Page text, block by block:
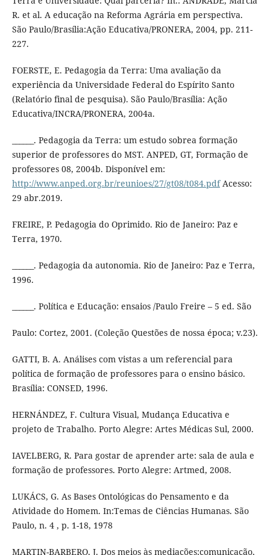
R. et al. A educação na Reforma Agrária em perspectiva.
São Paulo/Brasília:Ação Educativa/PRONERA, 2004, pp. 211-
227.
FOERSTE, E. Pedagogia da Terra: Uma avaliação da
experiência da Universidade Federal do Espírito Santo
(Relatório final de pesquisa). São Paulo/Brasília: Ação
Educativa/INCRA/PRONERA, 2004a.
______. Pedagogia da Terra: um estudo sobrea formação
superior de professores do MST. ANPED, GT, Formação de
professores 08, 2004b. Disponível em:
http://www.anped.org.br/reunioes/27/gt08/t084.pdfAcesso:
29 abr.2019.
FREIRE, P. Pedagogia do Oprimido. Rio de Janeiro: Paz e
Terra, 1970.
______. Pedagogia da autonomia. Rio de Janeiro: Paz e Terra,
1996.
______. Política e Educação: ensaios /Paulo Freire – 5 ed. São
Paulo: Cortez, 2001. (Coleção Questões de nossa época; v.23).
GATTI, B. A. Análises com vistas a um referencial para
política de formação de professores para o ensino básico.
Brasília: CONSED, 1996.
HERNÁNDEZ, F. Cultura Visual, Mudança Educativa e
projeto de Trabalho. Porto Alegre: Artes Médicas Sul, 2000.
IAVELBERG, R. Para gostar de aprender arte: sala de aula e
formação de professores. Porto Alegre: Artmed, 2008.
LUKÁCS, G. As Bases Ontológicas do Pensamento e da
Atividade do Homem. In:Temas de Ciências Humanas. São
Paulo, n. 4 , p. 1-18, 1978
MARTIN-BARBERO, J. Dos meios às mediações:comunicação,